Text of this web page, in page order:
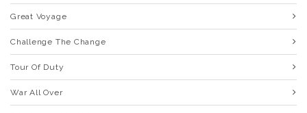
Great Voyage
Challenge The Change
Tour Of Duty
War All Over